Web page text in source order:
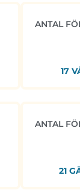
ANTAL
17
ANTAL
21